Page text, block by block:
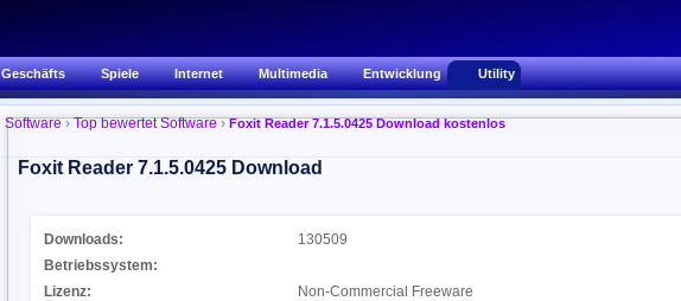
Geschäfts Spiele Internet Multimedia Entwicklung Utility
Software ›Top bewertet Software ›Foxit Reader 7.1.5.0425 Download kostenlos
Foxit Reader 7.1.5.0425 Download
Downloads:
130509
Betriebssystem:
Lizenz:
Non-Commercial Freeware